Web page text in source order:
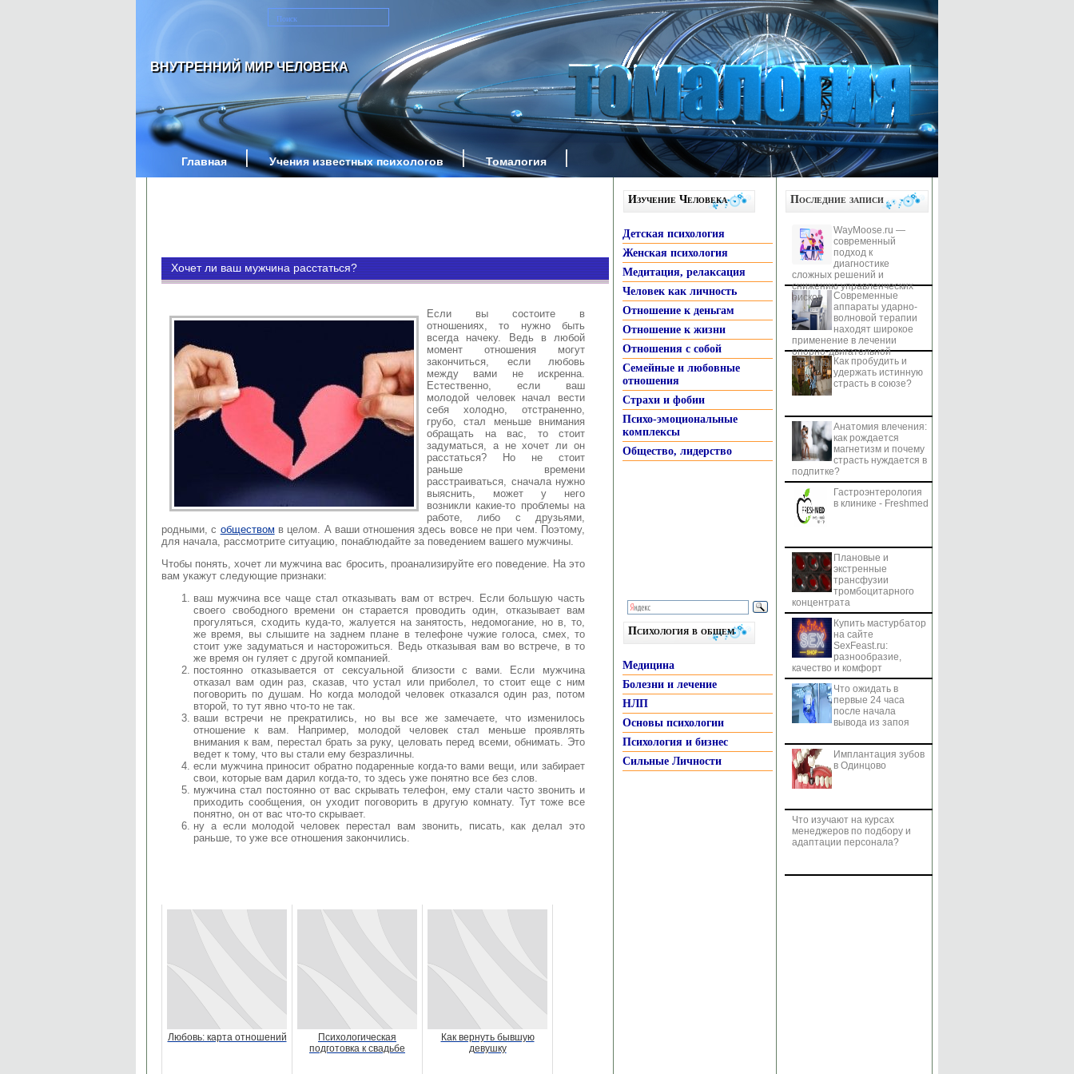
ВНУТРЕННИЙ МИР ЧЕЛОВЕКА
Главная Учения известных психологов Томалогия
Хочет ли ваш мужчина расстаться?
Если вы состоите в
отношениях, то нужно быть
всегда начеку. Ведь в любой
момент отношения могут
закончиться, если любовь
между вами не искренна.
Естественно , если ваш
молодой человек начал вести
себя холодно, отстраненно,
грубо, стал меньше внимания
обращать на вас, то стоит
задуматься, а не хочет ли он
расстаться? Но не стоит
раньше времени
расстраиваться, сначала нужно
выяснить, может у него
возникли какие-то проблемы на
работе, либо с друзьями,
родными, с обществом в целом. А ваши отношения здесь вовсе не при чем. Поэтому,
для начала, рассмотрите ситуацию, понаблюдайте за поведением вашего мужчины.
Чтобы понять, хочет ли мужчина вас бросить, проанализируйте его поведение. На это
вам укажут следующие признаки:
ваш мужчина все чаще стал отказывать вам от встреч. Если большую часть
своего свободного времени он старается проводить один, отказывает вам
прогуляться, сходить куда-то, жалуется на занятость, недомогание, но в, то,
же время, вы слышите на заднем плане в телефоне чужие голоса, смех, то
стоит уже задуматься и насторожиться. Ведь отказывая вам во встрече, в то
же время он гуляет с другой компанией.
постоянно отказывается от сексуальной близости с вами. Если мужчина
отказал вам один раз, сказав, что устал или приболел, то стоит еще с ним
поговорить по душам. Но когда молодой человек отказался один раз, потом
второй, то тут явно что-то не так.
ваши встречи не прекратились, но вы все же замечаете, что изменилось
отношение к вам. Например, молодой человек стал меньше проявлять
внимания к вам, перестал брать за руку, целовать перед всеми, обнимать. Это
ведет к тому, что вы стали ему безразличны.
если мужчина приносит обратно подаренные когда-то вами вещи, или забирает
свои, которые вам дарил когда-то, то здесь уже понятно все без слов.
мужчина стал постоянно от вас скрывать телефон, ему стали часто звонить и
приходить сообщения, он уходит поговорить в другую комнату. Тут тоже все
понятно, он от вас что-то скрывает.
ну а если молодой человек перестал вам звонить, писать, как делал это
раньше, то уже все отношения закончились.
Любовь: карта отношений
Психологическая
подготовка к свадьбе
Как вернуть бывшую
девушку
Изучение Человека
Детская психология
Женская психология
Медитация, релаксация
Человек как личность
Отношение к деньгам
Отношение к жизни
Отношения с собой
Семейные и любовные
отношения
Страхи и фобии
Психо-эмоциональные
комплексы
Общество, лидерство
Психология в общем
Медицина
Болезни и лечение
НЛП
Основы психологии
Психология и бизнес
Сильные Личности
Последние записи
WayMoose.ru —
современный
подход к
диагностике
сложных решений и
снижению управленческих
рисков
Современные
аппараты ударно-
волновой терапии
находят широкое
применение в лечении
опорно-двигательной
системы Как пробудить и
удержать истинную
страсть в союзе?
Анатомия влечения:
как рождается
магнетизм и почему
страсть нуждается в
подпитке?
Гастроэнтерология
в клинике - Freshmed
Плановые и
экстренные
трансфузии
тромбоцитарного
концентрата
Купить мастурбатор
на сайте
SexFeast.ru:
разнообразие,
качество и комфорт
Что ожидать в
первые 24 часа
после начала
вывода из запоя
Имплантация зубов
в Одинцово
Что изучают на курсах
менеджеров по подбору и
адаптации персонала?